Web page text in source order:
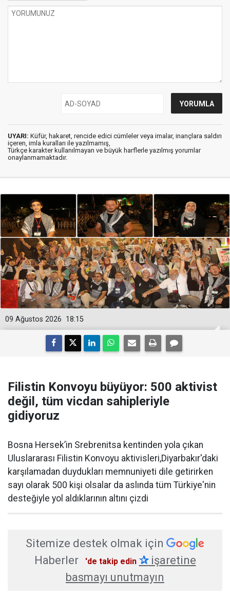
UYARI: Küfür, hakaret, rencide edici cümleler veya imalar, inançlara saldırı
içeren, imla kuralları ile yazılmamış,
Türkçe karakter kullanılmayan ve büyük harflerle yazılmış yorumlar
onaylanmamaktadır.
18:15
09 Ağustos 2026
Filistin Konvoyu büyüyor: 500 aktivist
değil, tüm vicdan sahipleriyle
gidiyoruz
Bosna Hersek’in Srebrenitsa kentinden yola çıkan
Uluslararası Filistin Konvoyu aktivisleri,Diyarbakır'daki
karşılamadan duydukları memnuniyeti dile getirirken
sayı olarak 500 kişi olsalar da aslında tüm Türkiye'nin
desteğiyle yol aldıklarının altını çizdi
Sitemize destek olmak için
Haberler
'de takip edin ✰işaretine
basmayı unutmayın